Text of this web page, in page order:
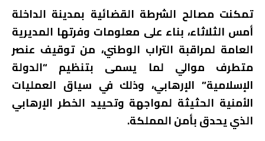
تمكنت مصالح الشرطة القضائية بمدينة الداخلة
أمس الثلاثاء، بناء على معلومات وفرتها المديرية
العامة لمراقبة التراب الوطني، من توقيف عنصر
متطرف موالي لما يسمى بتنظيم “الدولة
الإسلامية” الإرهابي، وذلك في سياق العمليات
الأمنية الحثيثة لمواجهة وتحييد الخطر الإرهابي
الذي يحدق بأمن المملكة.